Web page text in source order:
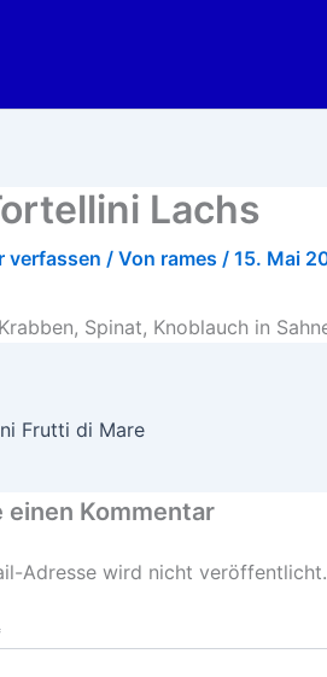
Lachs
verfassen / Von rames / 15. Mai
Spinat, Knoblauch in
Frutti di Mare
einen Kommentar
Adresse wird nicht veröffentlicht.